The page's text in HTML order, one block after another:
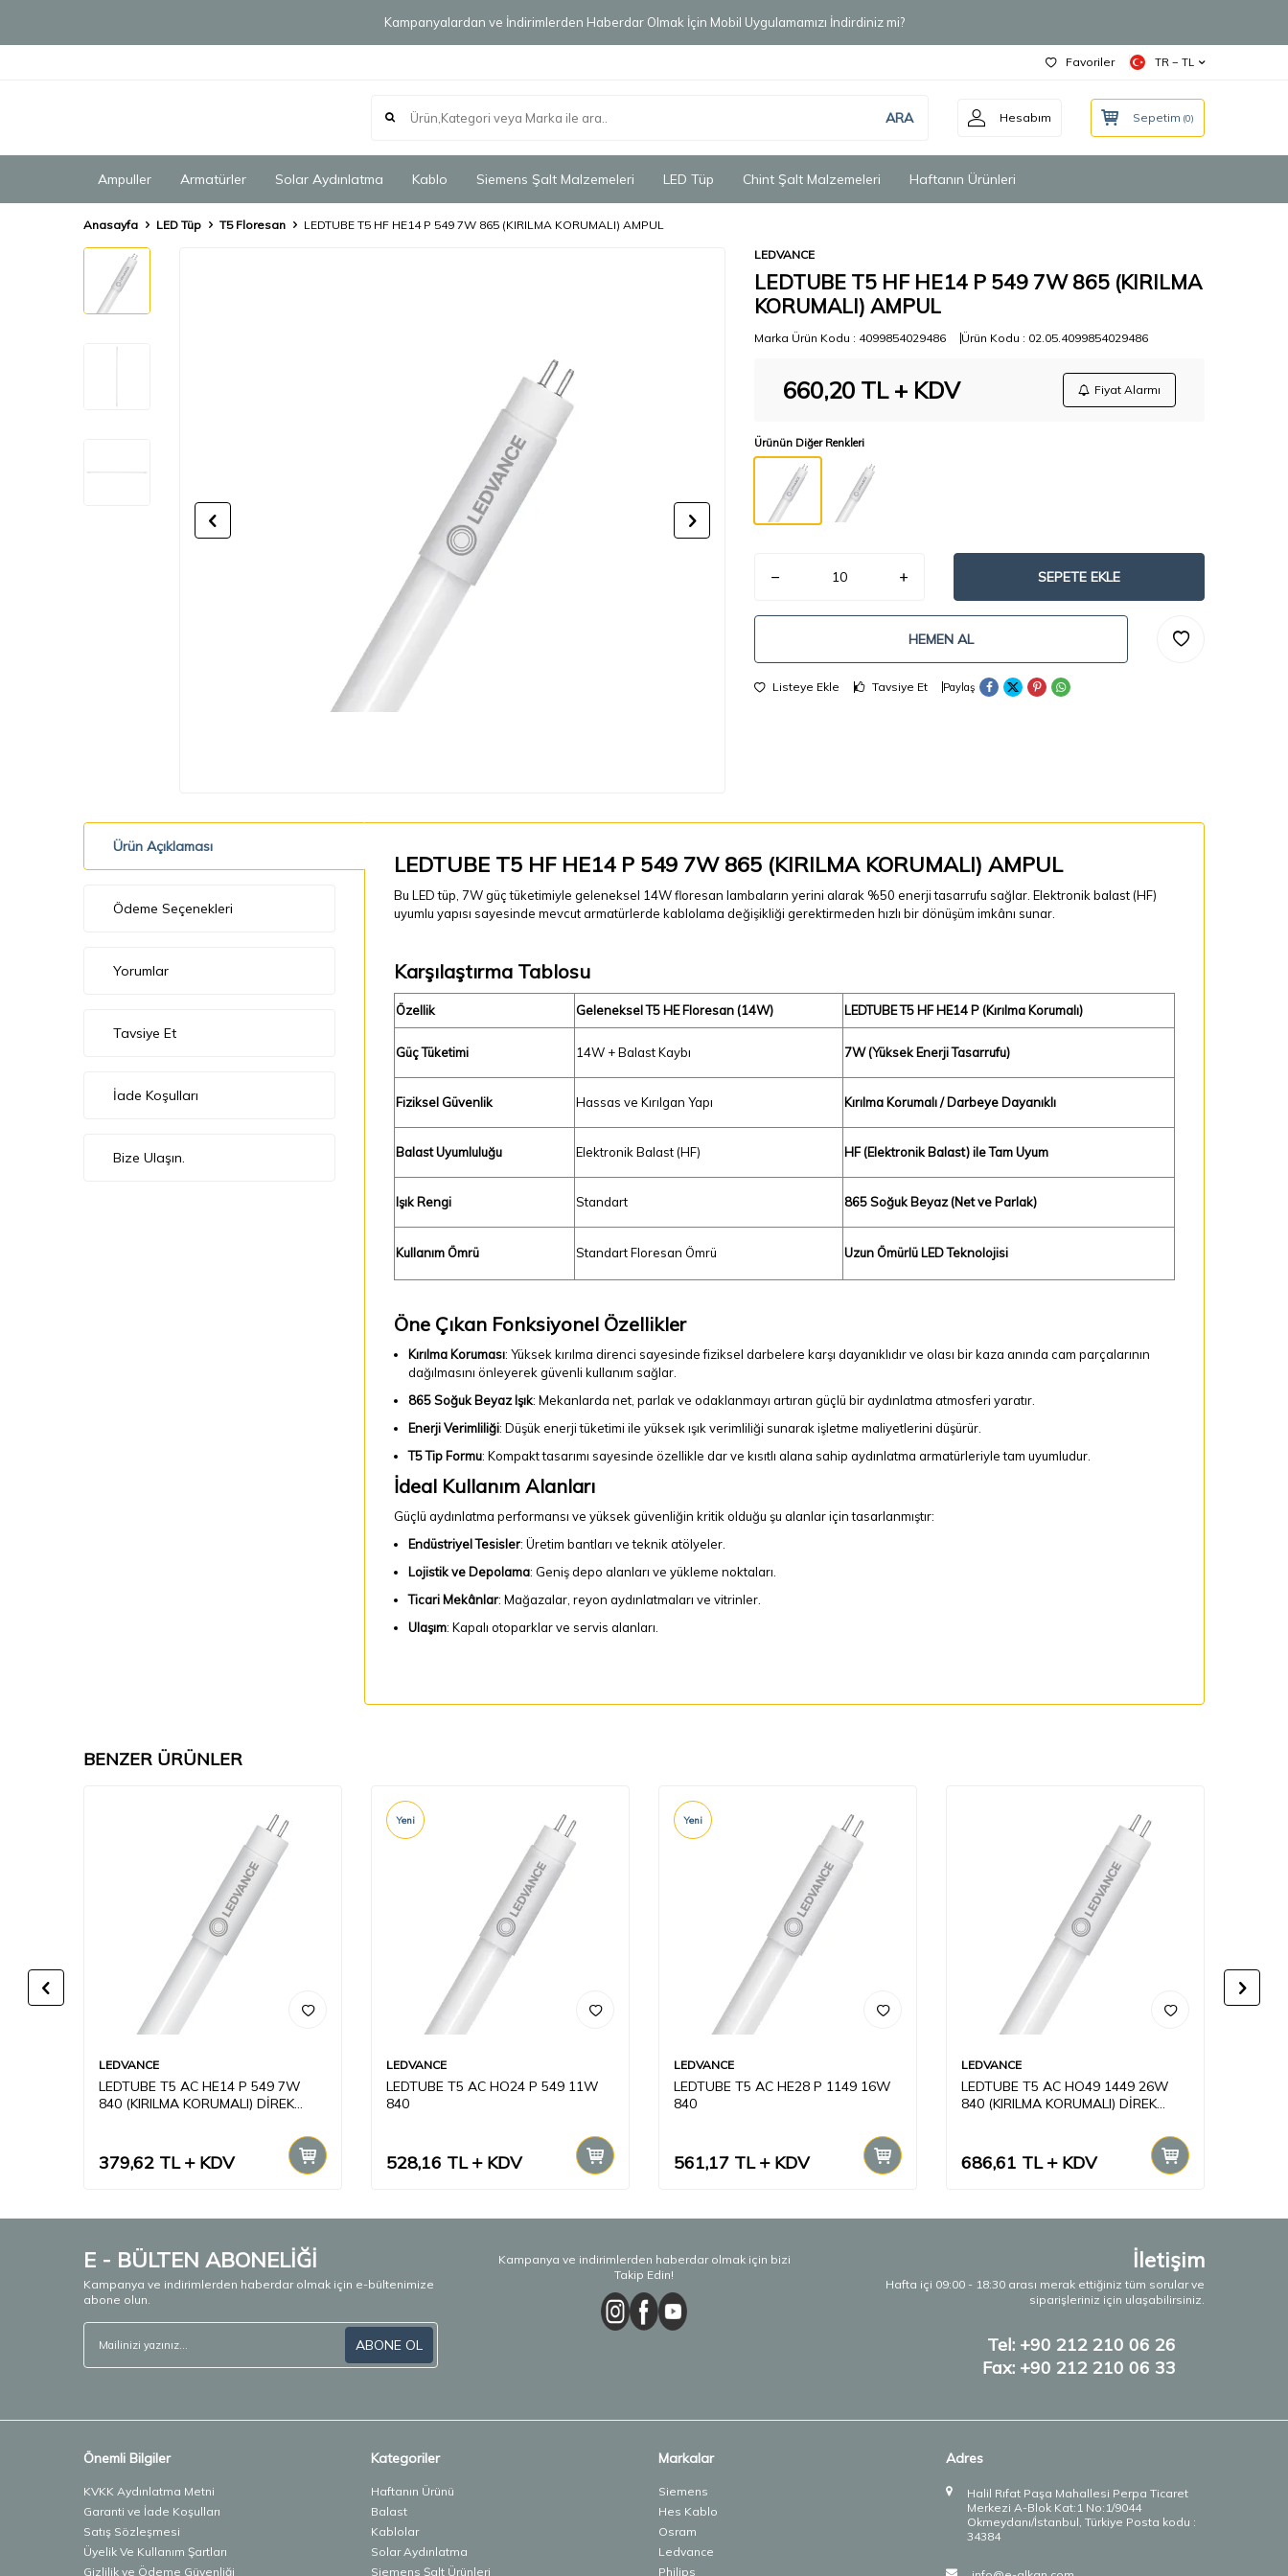
Kampanyalardan ve İndirimlerden Haberdar Olmak İçin Mobil Uygulamamızı İndirdiniz mi?
Favoriler TR − TL
ARA Hesabım Sepetim (0)
Ampuller Armatürler Solar Aydınlatma Kablo Siemens Şalt Malzemeleri LED Tüp Chint Şalt Malzemeleri Haftanın Ürünleri
Anasayfa LED Tüp T5 Floresan LEDTUBE T5 HF HE14 P 549 7W 865 (KIRILMA KORUMALI) AMPUL
LEDVANCE
LEDTUBE T5 HF HE14 P 549 7W 865 (KIRILMA
KORUMALI) AMPUL
Marka Ürün Kodu : 4099854029486 Ürün Kodu : 02.05.4099854029486
660,20 TL + KDV Fiyat Alarmı
Ürünün Diğer Renkleri
SEPETE EKLE
HEMEN AL
Listeye Ekle Tavsiye Et Paylaş
Ürün Açıklaması
Ödeme Seçenekleri
Yorumlar
Tavsiye Et
İade Koşulları
Bize Ulaşın.
LEDTUBE T5 HF HE14 P 549 7W 865 (KIRILMA KORUMALI) AMPUL
Bu LED tüp, 7W güç tüketimiyle geleneksel 14W floresan lambaların yerini alarak %50 enerji tasarrufu sağlar. Elektronik balast (HF)
uyumlu yapısı sayesinde mevcut armatürlerde kablolama değişikliği gerektirmeden hızlı bir dönüşüm imkânı sunar.
Karşılaştırma Tablosu
Özellik Geleneksel T5 HE Floresan (14W) LEDTUBE T5 HF HE14 P (Kırılma Korumalı)
Güç Tüketimi 14W + Balast Kaybı 7W (Yüksek Enerji Tasarrufu)
Fiziksel Güvenlik Hassas ve Kırılgan Yapı Kırılma Korumalı / Darbeye Dayanıklı
Balast Uyumluluğu Elektronik Balast (HF) HF (Elektronik Balast) ile Tam Uyum
Işık Rengi Standart 865 Soğuk Beyaz (Net ve Parlak)
Kullanım Ömrü Standart Floresan Ömrü Uzun Ömürlü LED Teknolojisi
Öne Çıkan Fonksiyonel Özellikler
Kırılma Koruması: Yüksek kırılma direnci sayesinde fiziksel darbelere karşı dayanıklıdır ve olası bir kaza anında cam parçalarının
dağılmasını önleyerek güvenli kullanım sağlar.
865 Soğuk Beyaz Işık: Mekanlarda net, parlak ve odaklanmayı artıran güçlü bir aydınlatma atmosferi yaratır.
Enerji Verimliliği: Düşük enerji tüketimi ile yüksek ışık verimliliği sunarak işletme maliyetlerini düşürür.
T5 Tip Formu: Kompakt tasarımı sayesinde özellikle dar ve kısıtlı alana sahip aydınlatma armatürleriyle tam uyumludur.
İdeal Kullanım Alanları
Güçlü aydınlatma performansı ve yüksek güvenliğin kritik olduğu şu alanlar için tasarlanmıştır:
Endüstriyel Tesisler: Üretim bantları ve teknik atölyeler.
Lojistik ve Depolama: Geniş depo alanları ve yükleme noktaları.
Ticari Mekânlar: Mağazalar, reyon aydınlatmaları ve vitrinler.
Ulaşım: Kapalı otoparklar ve servis alanları.
BENZER ÜRÜNLER
LEDVANCE
LEDTUBE T5 AC HE14 P 549 7W
840 (KIRILMA KORUMALI) DİREK
379,62 TL KDV
Yeni
LEDVANCE
LEDTUBE T5 AC HO24 P 549 11W
840
528,16 TL KDV
Yeni
LEDVANCE
LEDTUBE T5 AC HE28 P 1149 16W
840
561,17 TL KDV
LEDVANCE
LEDTUBE T5 AC HO49 1449 26W
840 (KIRILMA KORUMALI) DİREK
686,61 TL KDV
E - BÜLTEN ABONELİĞİ
Kampanya ve indirimlerden haberdar olmak için e-bültenimize
abone olun.
ABONE OL
Kampanya ve indirimlerden haberdar olmak için bizi
Takip Edin!
İletişim
Hafta içi 09:00 - 18:30 arası merak ettiğiniz tüm sorular ve
siparişleriniz için ulaşabilirsiniz.
Tel: +90 212 210 06 26
Fax: +90 212 210 06 33
Önemli Bilgiler
KVKK Aydınlatma Metni
Garanti ve İade Koşulları
Satış Sözleşmesi
Üyelik Ve Kullanım Şartları
Gizlilik ve Ödeme Güvenliği
Kategoriler
Haftanın Ürünü
Balast
Kablolar
Solar Aydınlatma
Siemens Şalt Ürünleri
Markalar
Siemens
Hes Kablo
Osram
Ledvance
Philips
Adres
Halil Rıfat Paşa Mahallesi Perpa Ticaret
Merkezi A-Blok Kat:1 No:1/9044
Okmeydanı/İstanbul, Türkiye Posta kodu :
34384